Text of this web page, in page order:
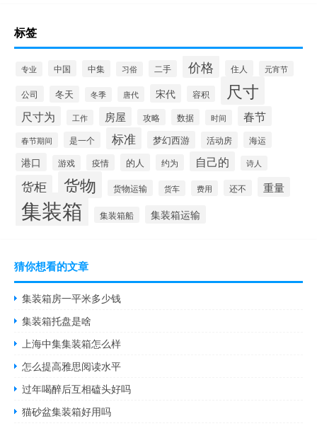
标签
专业 中国 中集 习俗 二手 价格 住人 元宵节
公司 冬天 冬季 唐代 宋代 容积 尺寸
尺寸为 工作 房屋 攻略 数据 时间 春节
春节期间 是一个 标准 梦幻西游 活动房 海运
港口 游戏 疫情 的人 约为 自己的 诗人
货柜 货物 货物运输 货车 费用 还不 重量
集装箱 集装箱船 集装箱运输
猜你想看的文章
集装箱房一平米多少钱
集装箱托盘是啥
上海中集集装箱怎么样
怎么提高雅思阅读水平
过年喝醉后互相磕头好吗
猫砂盆集装箱好用吗